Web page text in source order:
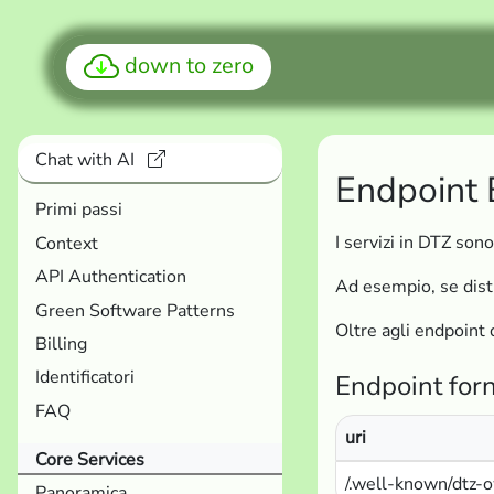
down to zero
Chat with AI
Primi passi
Context
API Authentication
Green Software Patterns
Billing
Identificatori
FAQ
Core Services
Endpoint
I servizi in DTZ
Ad esempio, se
Oltre agli endpoint
Endpoint
uri
/.well-known/dtz-